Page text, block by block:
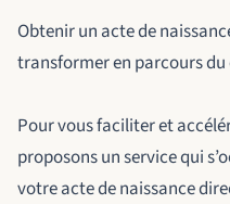
Obtenir un acte de
transformer en parcours
Pour vous faciliter et
proposons un service qui
votre acte de naissance